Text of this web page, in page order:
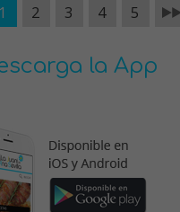
1 2 3 4 5
la App